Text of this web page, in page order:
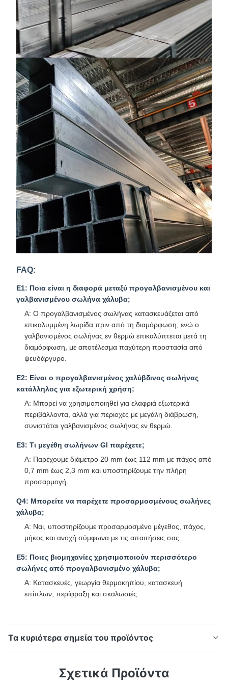
FAQ:
Ε1: Ποια είναι η διαφορά μεταξύ προγαλβανισμένου και
γαλβανισμένου σωλήνα χάλυβα;
Α: Ο προγαλβανισμένος σωλήνας κατασκευάζεται από
επικαλυμμένη λωρίδα πριν από τη διαμόρφωση, ενώ ο
γαλβανισμένος σωλήνας εν θερμώ επικαλύπτεται μετά τη
διαμόρφωση, με αποτέλεσμα παχύτερη προστασία από
ψευδάργυρο.
Ε2: Είναι ο προγαλβανισμένος χαλύβδινος σωλήνας
κατάλληλος για εξωτερική χρήση;
Α: Μπορεί να χρησιμοποιηθεί για ελαφριά εξωτερικά
περιβάλλοντα, αλλά για περιοχές με μεγάλη διάβρωση,
συνιστάται γαλβανισμένος σωλήνας εν θερμώ.
Ε3: Τι μεγέθη σωλήνων GI παρέχετε;
Α: Παρέχουμε διάμετρο 20 mm έως 112 mm με πάχος από
0,7 mm έως 2,3 mm και υποστηρίζουμε την πλήρη
προσαρμογή.
Q4: Μπορείτε να παρέχετε προσαρμοσμένους σωλήνες
χάλυβα;
Α: Ναι, υποστηρίζουμε προσαρμοσμένο μέγεθος, πάχος,
μήκος και ανοχή σύμφωνα με τις απαιτήσεις σας.
Ε5: Ποιες βιομηχανίες χρησιμοποιούν περισσότερο
σωλήνες από προγαλβανισμένο χάλυβα;
Α: Κατασκευές, γεωργία θερμοκηπίου, κατασκευή
επίπλων, περίφραξη και σκαλωσιές.
Τα κυριότερα σημεία του προϊόντος
χρήση κατασκευών, μηχανημάτων και δημοτικών
Σχετικά Προϊόντα